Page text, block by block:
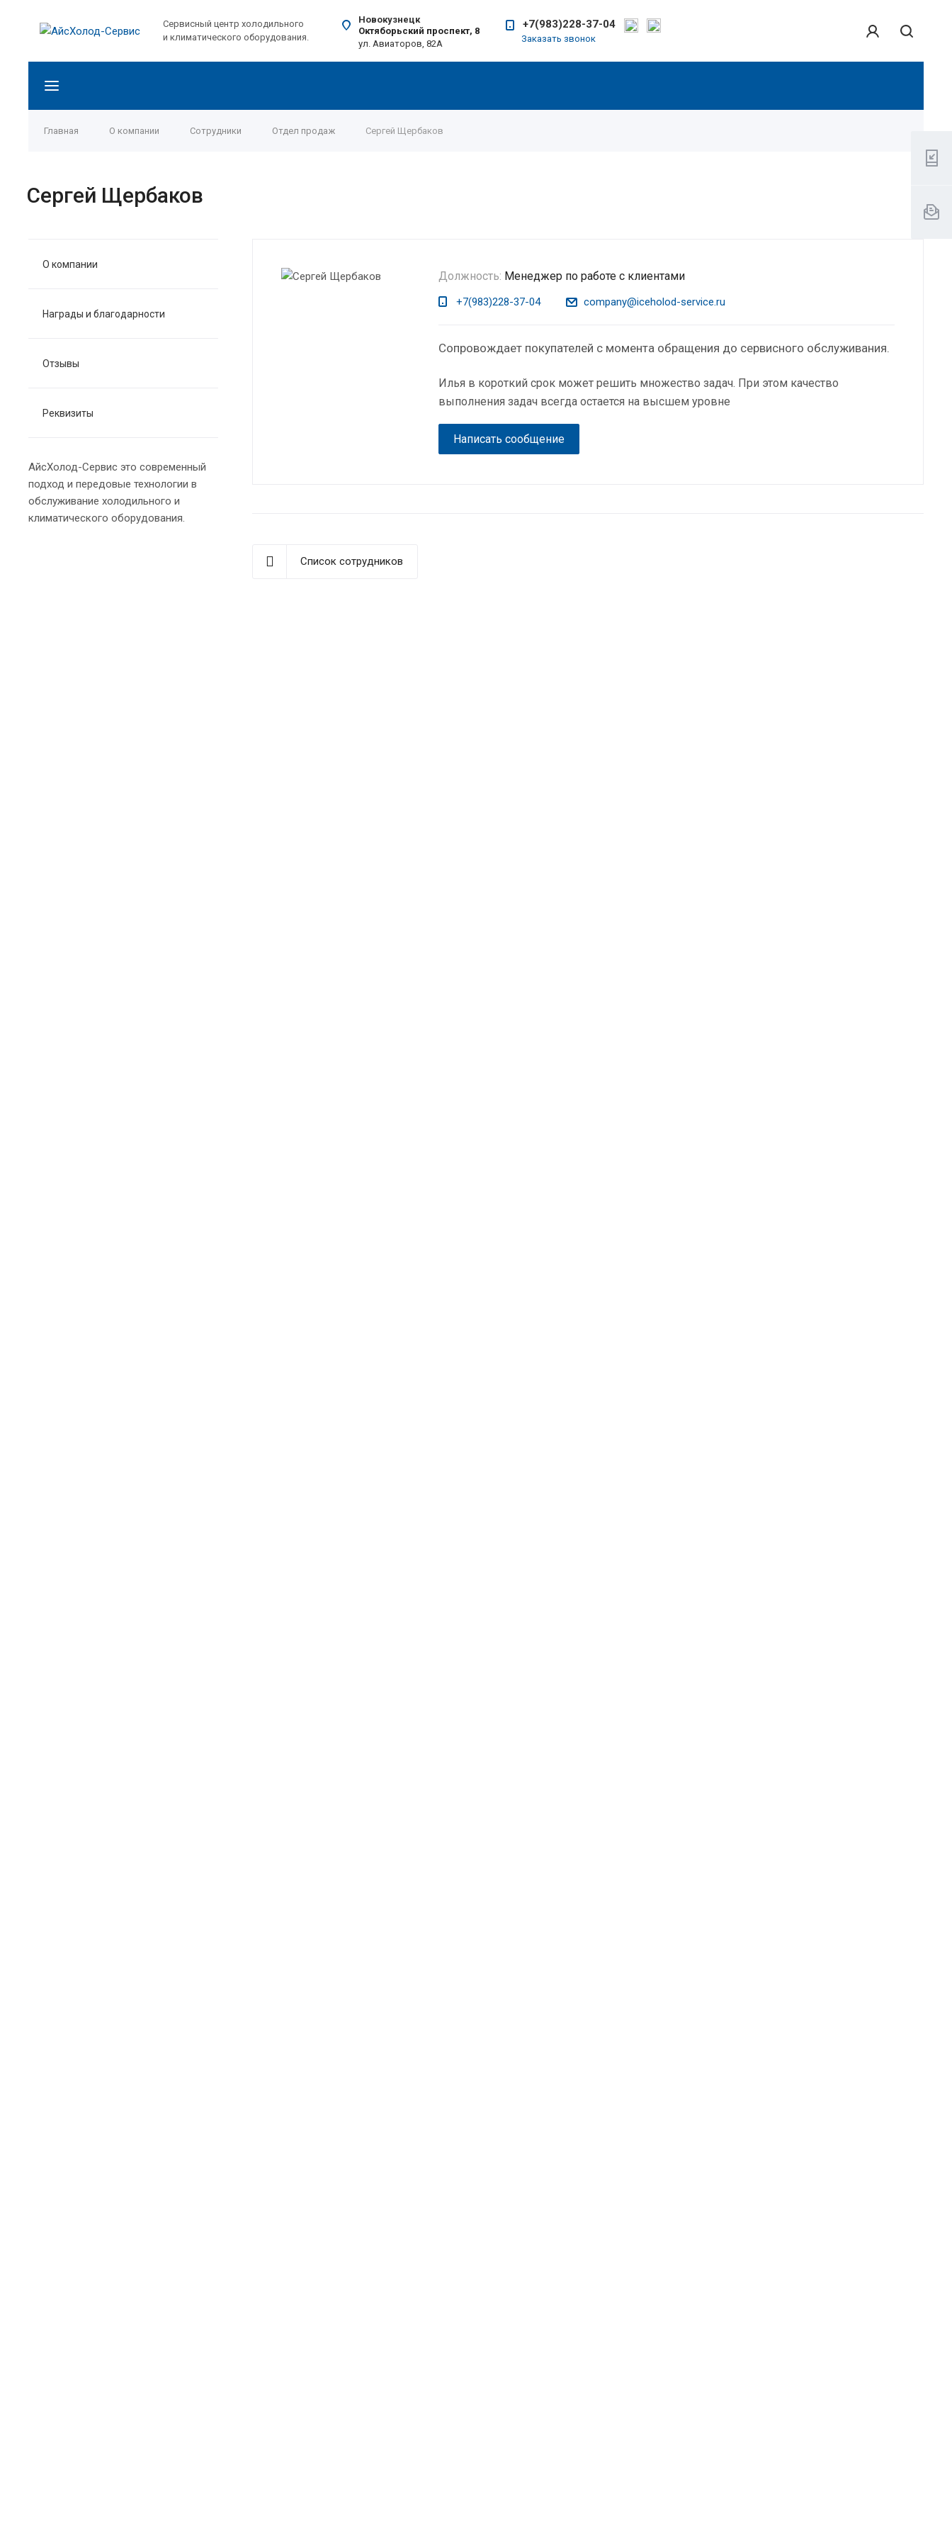
Сервисный центр холодильного
и климатического оборудования.
Новокузнецк
Октяборьский проспект, 8
ул. Авиаторов, 82А
+7(983)228-37-04
Заказать звонок
Главная О компании Сотрудники Отдел продаж Сергей Щербаков
Сергей Щербаков
Должность: Менеджер по работе с клиентами
+7(983)228-37-04 company@iceholod-service.ru
Сопровождает покупателей с момента обращения до сервисного обслуживания.
Илья в короткий срок может решить множество задач. При этом качество
выполнения задач всегда остается на высшем уровне
Написать сообщение
Список сотрудников
О компании
Награды и благодарности
Отзывы
Реквизиты
АйсХолод-Сервис это современный
подход и передовые технологии в
обслуживание холодильного и
климатического оборудования.